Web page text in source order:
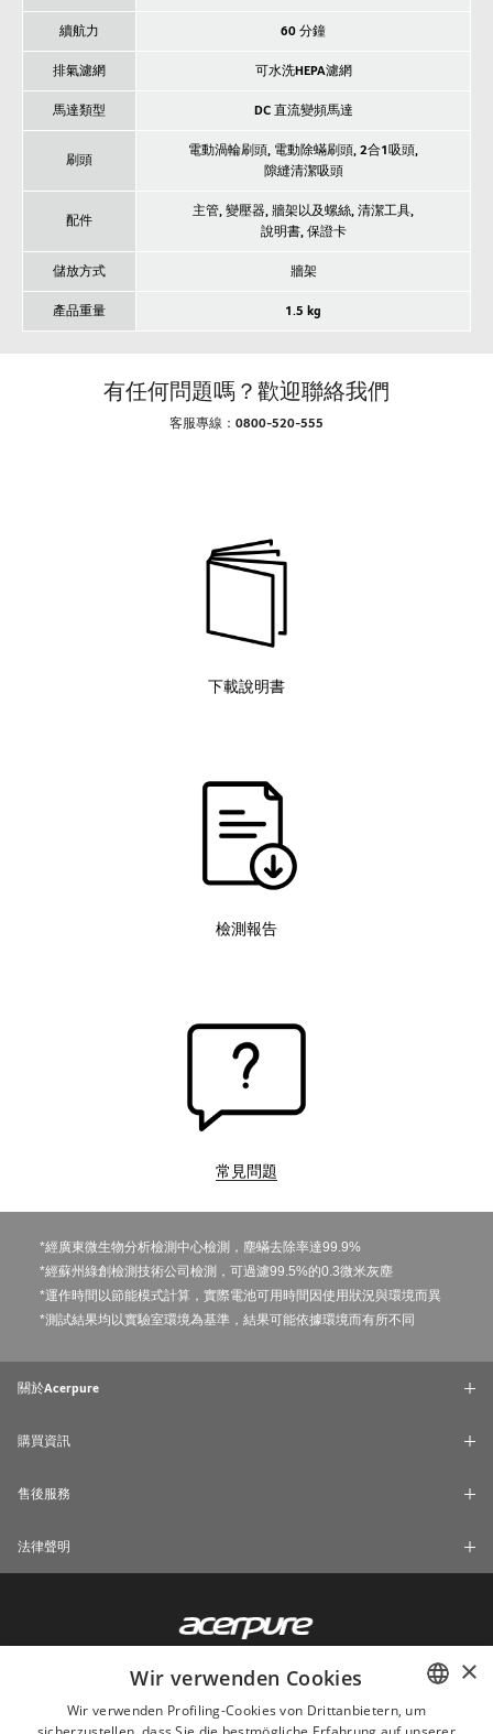
續航力 60 分鐘
排氣濾網 可水洗HEPA濾網
馬達類型 DC 直流變頻馬達
刷頭
電動渦輪刷頭, 電動除蟎刷頭, 2合1吸頭,
隙縫清潔吸頭
配件
主管, 變壓器, 牆架以及螺絲, 清潔工具,
說明書, 保證卡
儲放方式 牆架
產品重量 1.5 kg
有任何問題嗎？歡迎聯絡我們
客服專線：0800-520-555
下載說明書
檢測報告
常見問題
*經廣東微生物分析檢測中心檢測，塵蟎去除率達99.9%
*經蘇州綠創檢測技術公司檢測，可過濾99.5%的0.3微米灰塵
*運作時間以節能模式計算，實際電池可用時間因使用狀況與環境而異
*測試結果均以實驗室環境為基準，結果可能依據環境而有所不同
關於Acerpure
購買資訊
售後服務
法律聲明
ENGLISH
×
Wir verwenden Cookies
Wir verwenden Profiling-Cookies von Drittanbietern, um